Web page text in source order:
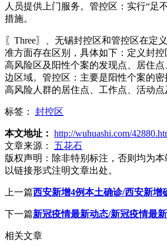
人员提供上门服务。管控区：实行“足
措施。
〖Three〗、无锡封控区和管控区在定
准方面存在区别，具体如下：定义封控
高风险区及阳性个案的发现点、居住
边区域。管控区：主要是阳性个案的
高风险人群的居住点、工作点、活动点
标签： 封控区
本文地址： http://wuhuashi.com/
文章来源：
五花石
版权声明： 除非特别标注，否则均为
以链接形式注明文章出处。
上一篇西安新增4例本土确诊/西安新增
下一篇新冠疫情最新动态/新冠疫情最
相关文章